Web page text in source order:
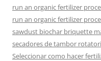
run an organic fertilizer
run an organic fertilizer
sawdust biochar briquette
secadores de tambor
Seleccionar como hacer